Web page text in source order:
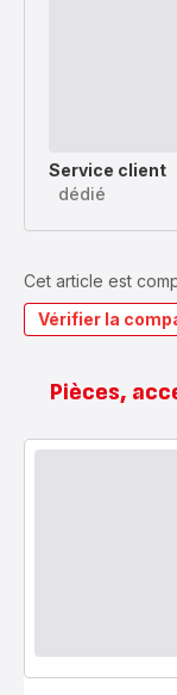
Service client
dédié
Cet article est
Vérifier la
Pièces,